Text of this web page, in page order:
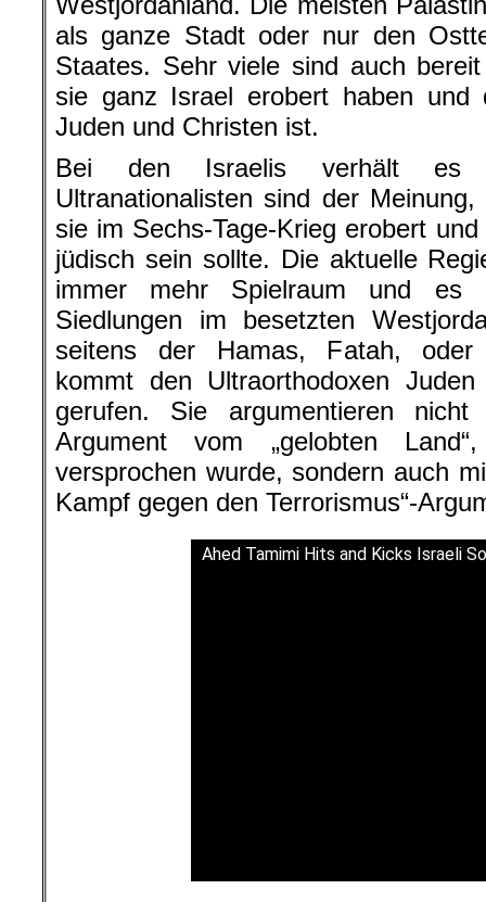
als ganze Stadt oder nur den
Staates. Sehr viele sind auch
sie ganz Israel erobert haben
Juden und Christen ist.
Bei den Israelis verhält es
Ultranationalisten sind der
sie im Sechs-Tage-Krieg erobert
jüdisch sein sollte. Die aktuelle
immer mehr Spielraum und es
Siedlungen im besetzten
seitens der Hamas, Fatah, oder
kommt den Ultraorthodoxen
gerufen. Sie argumentieren
Argument vom „gelobten
versprochen wurde, sondern auch
Kampf gegen den Terrorismus“-
Ahed Tamimi Hits and Kicks Israeli